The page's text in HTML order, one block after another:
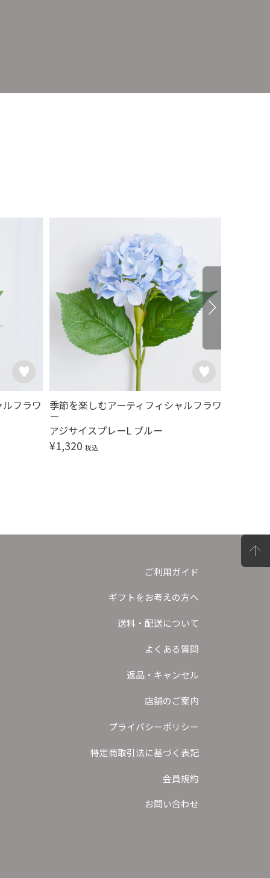
フラワ
アジサイスプレーL ブルー
¥1,320 税込
季節を楽しむアーティフィシャルフラワ
ー
ご利用ガイド
ギフトをお考えの方へ
送料・配送について
よくある質問
返品・キャンセル
店舗のご案内
プライバシーポリシー
特定商取引法に基づく表記
会員規約
お問い合わせ